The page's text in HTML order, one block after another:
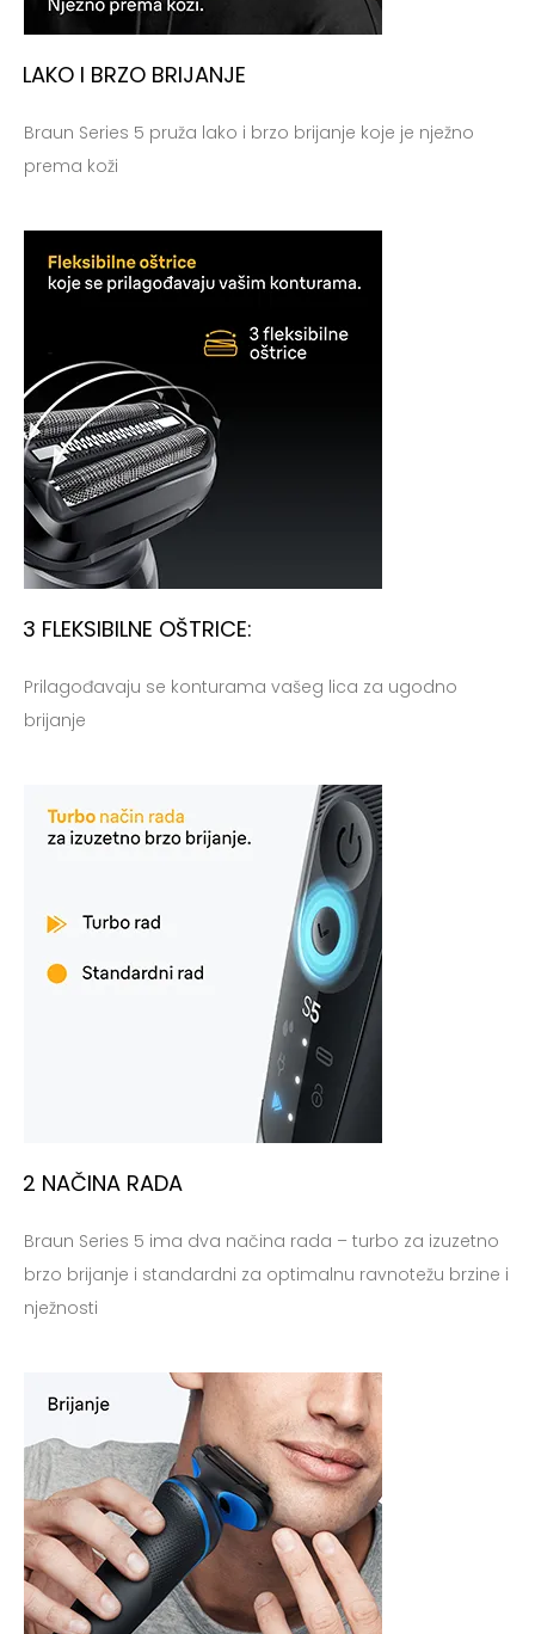
Početna
Stoljeće dobrog dizajna
Proizvodi za nju
Proizvodi za njega
Priče
Registracija
Moj račun
LAKO I BRZO BRIJANJE
Braun Series 5 pruža lako i brzo brijanje koje je nježno
prema koži
3 FLEKSIBILNE OŠTRICE:
Prilagođavaju se konturama vašeg lica za ugodno
brijanje
2 NAČINA RADA
Braun Series 5 ima dva načina rada – turbo za izuzetno
brzo brijanje i standardni za optimalnu ravnotežu brzine i
nježnosti